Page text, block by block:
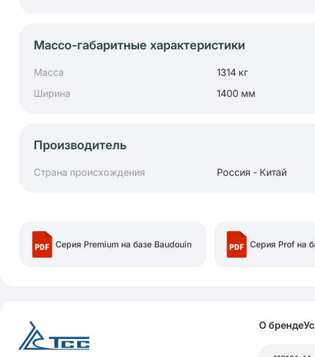
Массо-габаритные характеристики
Масса 1314 кг
Ширина
1400 мм
Производитель
Страна происхождения Россия - Китай
Серия Premium на базе Baudouin Серия Prof на
О бренде